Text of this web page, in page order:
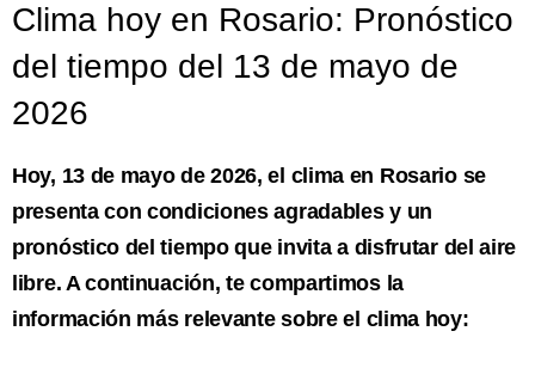
Clima hoy en Rosario: Pronóstico
del tiempo del 13 de mayo de
2026
Hoy, 13 de mayo de 2026, el clima en Rosario se
presenta con condiciones agradables y un
pronóstico del tiempo que invita a disfrutar del aire
libre. A continuación, te compartimos la
información más relevante sobre el clima hoy: